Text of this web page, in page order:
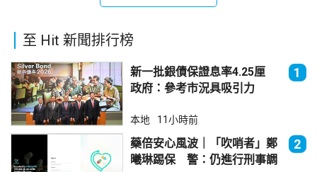
至 Hit 新聞排行榜
新一批銀債保證息率4.25厘
政府：參考市況具吸引力
1
本地 11小時前
藥倍安心風波｜「吹哨者」鄭
曦琳踢保 警：仍進行刑事調
2